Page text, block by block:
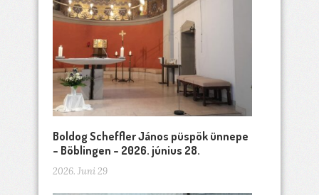
Boldog Scheffler János püspök ünnepe
– Böblingen – 2026. június 28.
2026. Juni 29